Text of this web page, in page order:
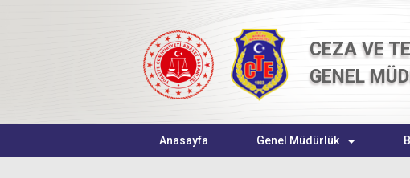
CEZA VE
GENEL
Anasayfa Genel Müdürlük